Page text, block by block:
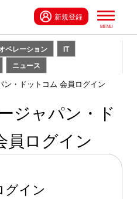
新規登録
ペレーション
IT
ニュース
ン・ドットコム 会員ログイン
ジャパン・ド
員ログイン
グイン